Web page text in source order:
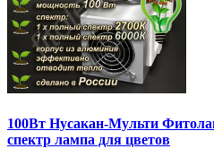
100Вт Нусакан-Мульти
спектр лампа для цветов